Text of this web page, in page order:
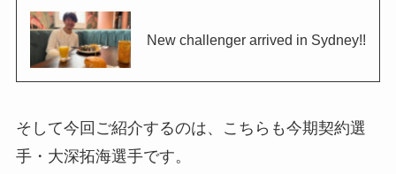
New challenger arrived in Sydney!!
そして今回ご紹介するのは、こちらも今期契約選
手・大深拓海選手です。